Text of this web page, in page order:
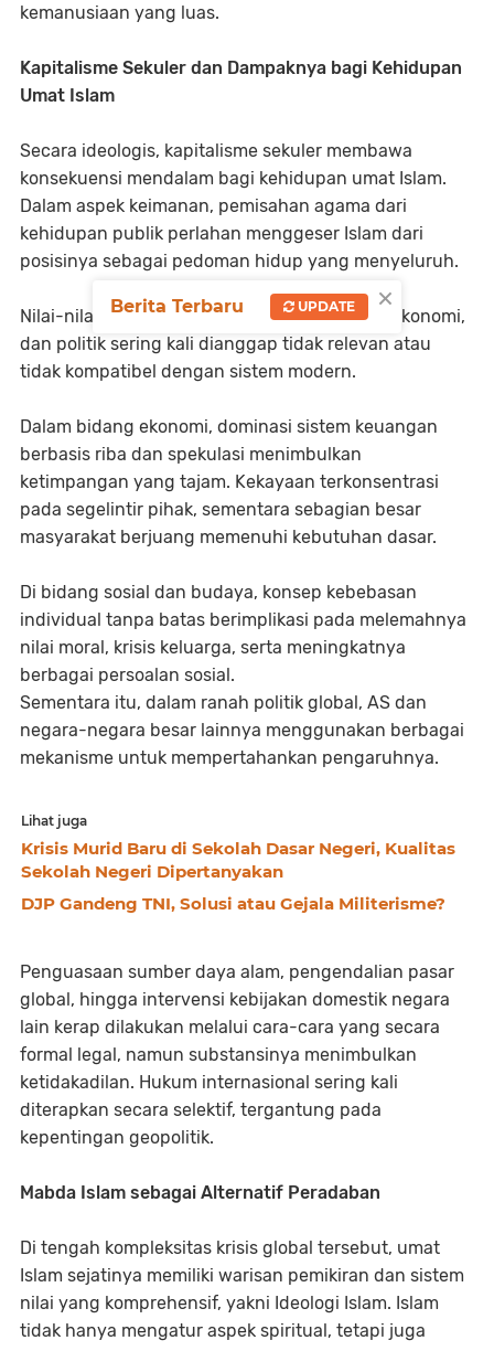
kemanusiaan yang luas.
Kapitalisme Sekuler dan Dampaknya bagi Kehidupan
Umat Islam
Secara ideologis, kapitalisme sekuler membawa
konsekuensi mendalam bagi kehidupan umat Islam.
Dalam aspek keimanan, pemisahan agama dari
kehidupan publik perlahan menggeser Islam dari
posisinya sebagai pedoman hidup yang menyeluruh.
Nilai-nilai syariat yang mengatur muamalah, ekonomi,
dan politik sering kali dianggap tidak relevan atau
tidak kompatibel dengan sistem modern.
Dalam bidang ekonomi, dominasi sistem keuangan
berbasis riba dan spekulasi menimbulkan
ketimpangan yang tajam. Kekayaan terkonsentrasi
pada segelintir pihak, sementara sebagian besar
masyarakat berjuang memenuhi kebutuhan dasar.
Di bidang sosial dan budaya, konsep kebebasan
individual tanpa batas berimplikasi pada melemahnya
nilai moral, krisis keluarga, serta meningkatnya
berbagai persoalan sosial.
Sementara itu, dalam ranah politik global, AS dan
negara-negara besar lainnya menggunakan berbagai
mekanisme untuk mempertahankan pengaruhnya.
Lihat juga
Krisis Murid Baru di Sekolah Dasar Negeri, Kualitas
Sekolah Negeri Dipertanyakan
DJP Gandeng TNI, Solusi atau Gejala Militerisme?
Penguasaan sumber daya alam, pengendalian pasar
global, hingga intervensi kebijakan domestik negara
lain kerap dilakukan melalui cara-cara yang secara
formal legal, namun substansinya menimbulkan
ketidakadilan. Hukum internasional sering kali
diterapkan secara selektif, tergantung pada
kepentingan geopolitik.
Mabda Islam sebagai Alternatif Peradaban
Di tengah kompleksitas krisis global tersebut, umat
Islam sejatinya memiliki warisan pemikiran dan sistem
nilai yang komprehensif, yakni Ideologi Islam. Islam
tidak hanya mengatur aspek spiritual, tetapi juga
×
Berita Terbaru UPDATE